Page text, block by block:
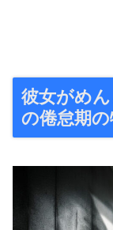
彼女がめ
の倦怠期